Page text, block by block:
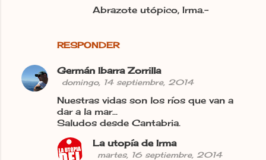
RESPONDER
Abrazote utópico, Irma.-
Germán Ibarra Zorrilla
domingo, 14 septiembre, 2014
Nuestras vidas son los ríos que van a
dar a la mar...
Saludos desde Cantabria.
La utopía de Irma
martes, 16 septiembre, 2014